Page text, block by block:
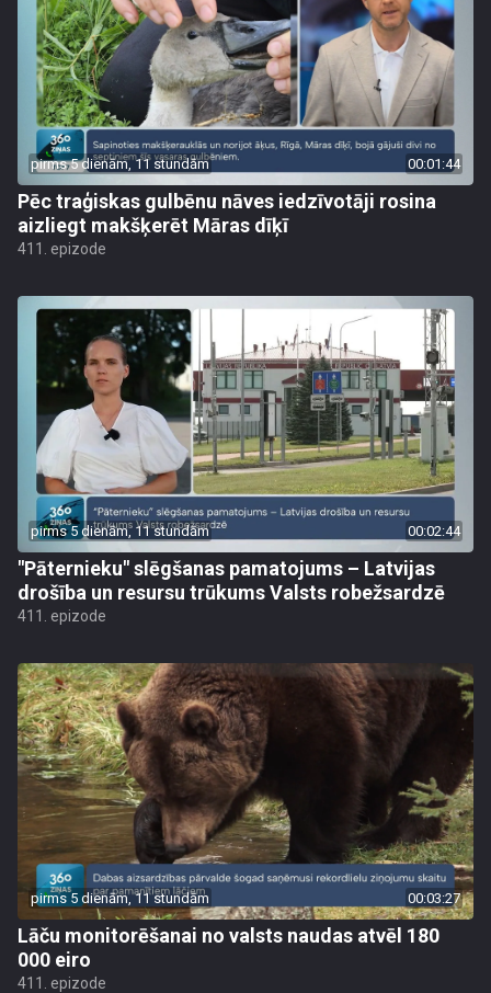
pirms 5 dienām, 11 stundām 00:01:44
Pēc traģiskas gulbēnu nāves iedzīvotāji rosina
aizliegt makšķerēt Māras dīķī
411. epizode
pirms 5 dienām, 11 stundām 00:02:44
"Pāternieku" slēgšanas pamatojums – Latvijas
drošība un resursu trūkums Valsts robežsardzē
411. epizode
pirms 5 dienām, 11 stundām 00:03:27
Lāču monitorēšanai no valsts naudas atvēl 180
000 eiro
411. epizode